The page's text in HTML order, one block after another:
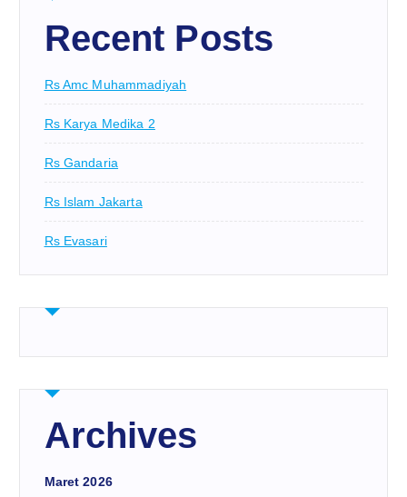
Recent Posts
Rs Amc Muhammadiyah
Rs Karya Medika 2
Rs Gandaria
Rs Islam Jakarta
Rs Evasari
Archives
Maret 2026